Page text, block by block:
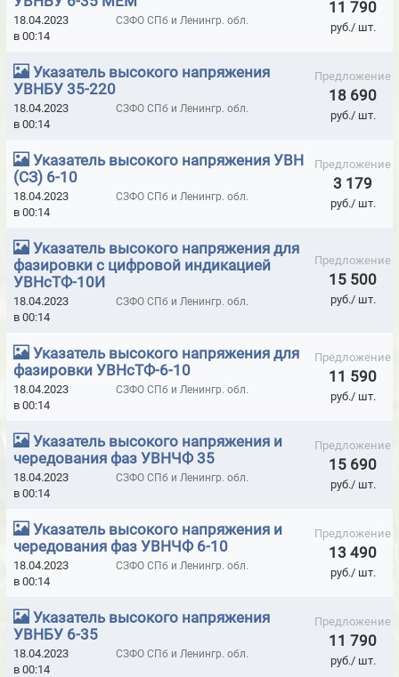
ГЕРМЕТИКИ PENOSIL
ГЕРМЕТИКИ RAMSAUER
ГЕРМЕТИКИ TREMCO ILLBRUCK
ГЕРМЕТИКИ U-SEAL (NPT SRL, ИТАЛИЯ)
SYSTEMS
ГЕРМЕТИКИ КРОВЕЛЬНЫЕ И ГИДРОИЗОЛЯЦИОННЫЕ ИННОТЕХ
ГЕРМЕТИКИ ОГНЕСТОЙКИЕ СИЛОТЕРМ
ГЕРМЕТИКИ ОТТО-CHEMIE
ГЕРМЕТИКИ ОТТО-ХИМИЯ
ГЕРМЕТИКИ ПЕНТЭЛАСТ
ГЕРМЕТИКИ, КЛЕЙ COSMOFEN
ГЕРМЕТИКИ, ПЕНА МОНТАЖНАЯ, ИНСТРУМЕНТ HILTI
УЧРЕЖДЕНИЙ
ДВЕРИ ВЛАГОСТОЙКИЕ AQVA
ДВЕРИ КАПЕЛЬ (KAPELLI UNIVERSAL)
ДВЕРИ КАПЕЛЬ (KAPELLI) CLASSIC ГЛАДКИЕ БЕЛЫЕ
ДВЕРИ КАПЕЛЬ (KAPELLI) CLASSIC ГЛАДКИЕ МОНОКОЛОР
ДВЕРИ КАПЕЛЬ (KAPELLI) CONNECT
11 790
руб./ шт.
18.04.2023
в 00:14
СЗФО СПб и Ленингр. обл.
Указатель высокого напряжения
УВНБУ 35-220
Предложение
18 690
руб./ шт.
18.04.2023
в 00:14
СЗФО СПб и Ленингр. обл.
Указатель высокого напряжения УВН
(СЗ) 6-10
Предложение
3 179
руб./ шт.
18.04.2023
в 00:14
СЗФО СПб и Ленингр. обл.
Указатель высокого напряжения для
фазировки с цифровой индикацией
УВНсТФ-10И
Предложение
15 500
руб./ шт.
18.04.2023
в 00:14
СЗФО СПб и Ленингр. обл.
Указатель высокого напряжения для
фазировки УВНсТФ-6-10
Предложение
11 590
руб./ шт.
18.04.2023
в 00:14
СЗФО СПб и Ленингр. обл.
Указатель высокого напряжения и
чередования фаз УВНЧФ 35
Предложение
15 690
руб./ шт.
18.04.2023
в 00:14
СЗФО СПб и Ленингр. обл.
Указатель высокого напряжения и
чередования фаз УВНЧФ 6-10
Предложение
13 490
руб./ шт.
18.04.2023
в 00:14
СЗФО СПб и Ленингр. обл.
Указатель высокого напряжения
УВНБУ 6-35
Предложение
11 790
руб./ шт.
18.04.2023
в 00:14
СЗФО СПб и Ленингр. обл.